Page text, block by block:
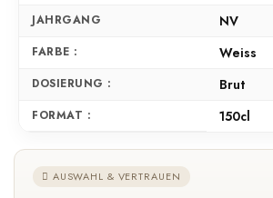
JAHRGANG NV
FARBE : Weiss
DOSIERUNG : Brut
FORMAT : 150cl
AUSWAHL & VERTRAUEN